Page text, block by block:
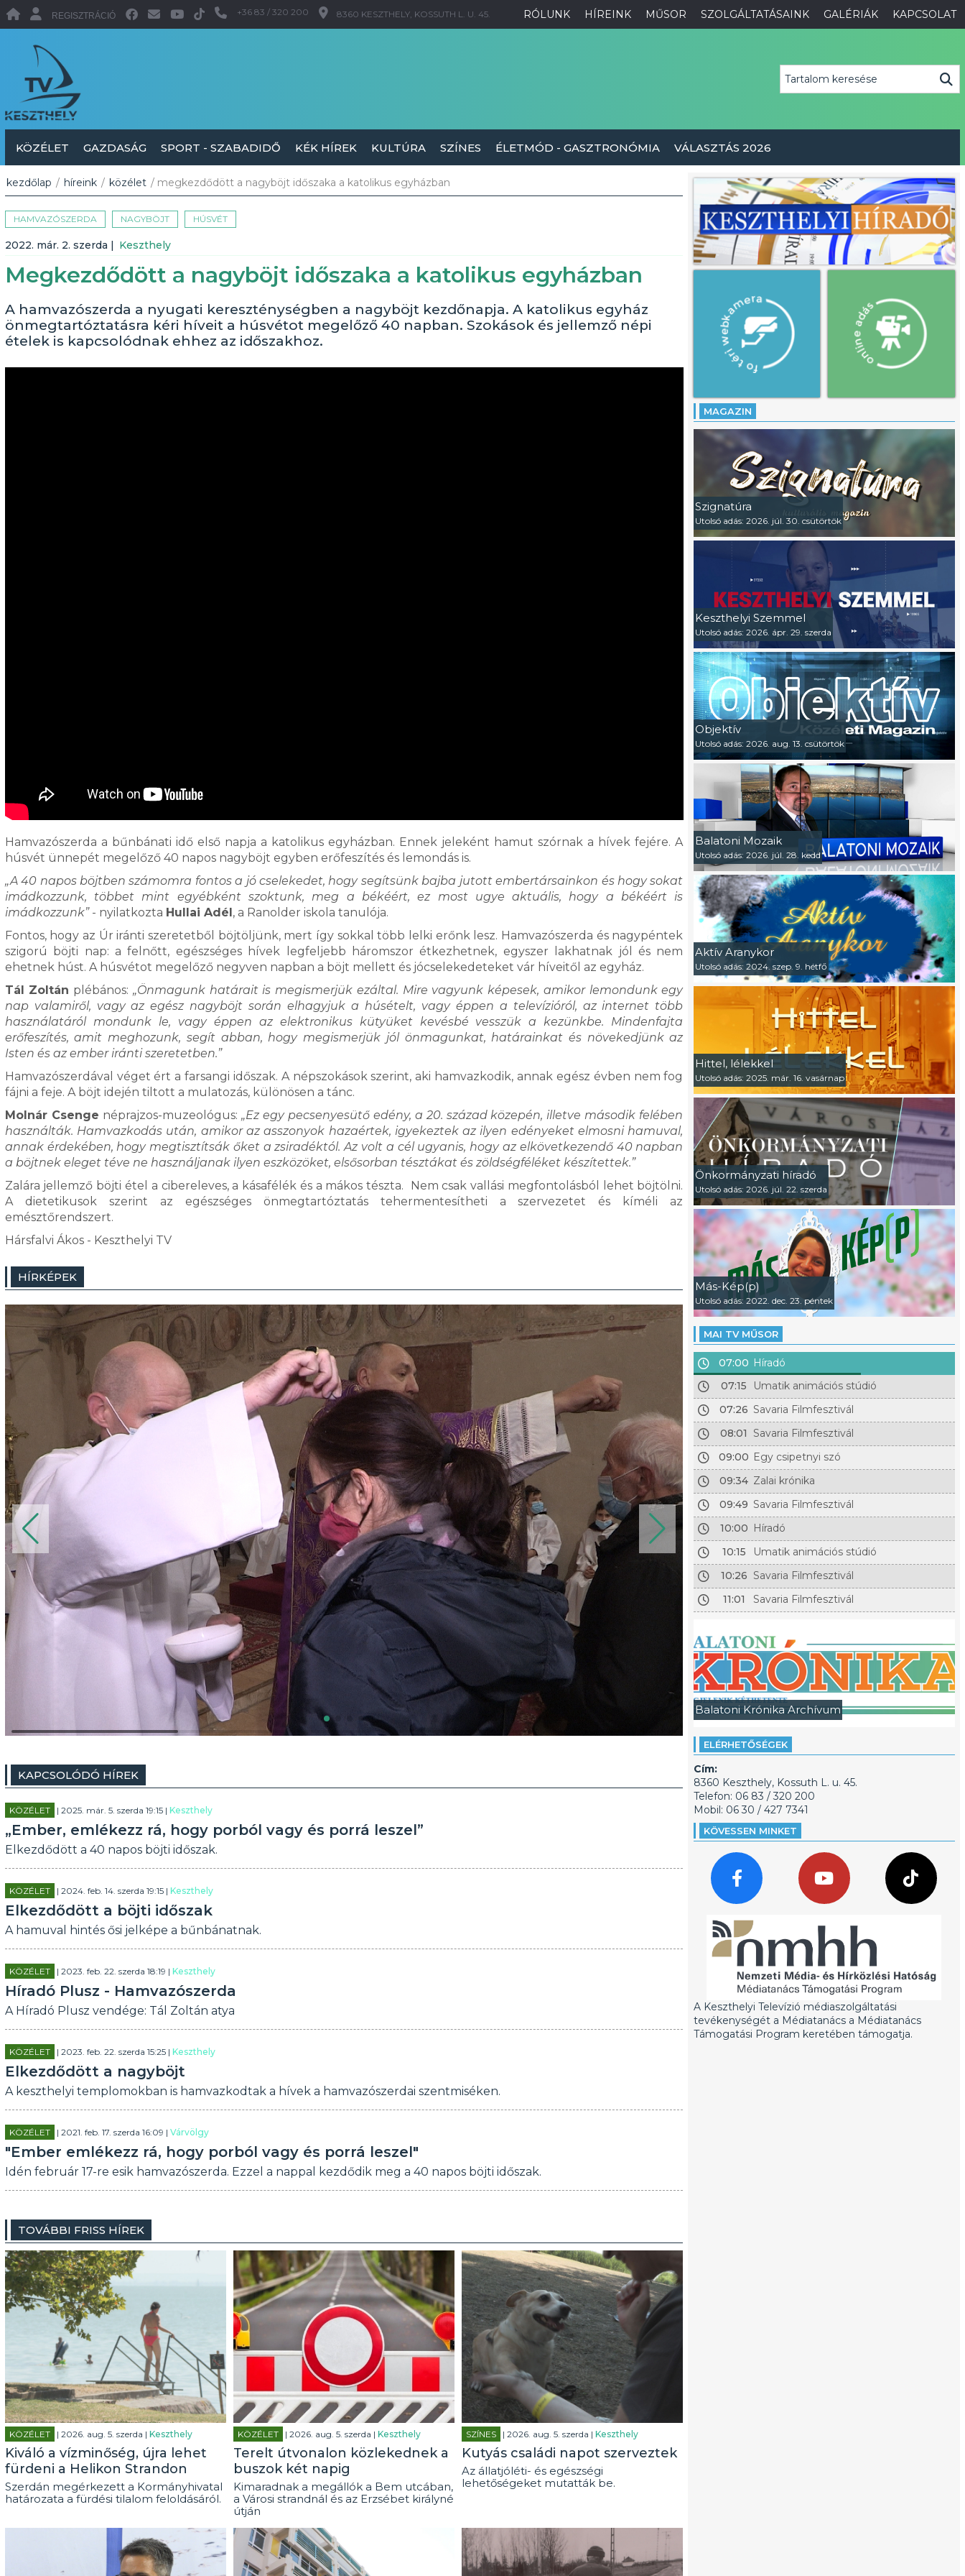
RÓLUNK HÍREINK MŰSOR SZOLGÁLTATÁSAINK GALÉRIÁK KAPCSOLAT
REGISZTRÁCIÓ +36 83 / 320 200 8360 KESZTHELY, KOSSUTH L. U. 45.
KÖZÉLET GAZDASÁG SPORT - SZABADIDŐ KÉK HÍREK KULTÚRA SZÍNES ÉLETMÓD - GASZTRONÓMIA VÁLASZTÁS 2026
kezdőlap / híreink / közélet / megkezdődött a nagyböjt időszaka a katolikus egyházban
HAMVAZÓSZERDA NAGYBÖJT HÚSVÉT
2022. már. 2. szerda | Keszthely
Megkezdődött a nagyböjt időszaka a katolikus egyházban
A hamvazószerda a nyugati kereszténységben a nagyböjt kezdőnapja. A katolikus egyház
önmegtartóztatásra kéri híveit a húsvétot megelőző 40 napban. Szokások és jellemző népi
ételek is kapcsolódnak ehhez az időszakhoz.
Hamvazószerda a bűnbánati idő első napja a katolikus egyházban. Ennek jeleként hamut szórnak a hívek fejére. A
húsvét ünnepét megelőző 40 napos nagyböjt egyben erőfeszítés és lemondás is.
„A 40 napos böjtben számomra fontos a jó cselekedet, hogy segítsünk bajba jutott embertársainkon és hogy sokat
imádkozzunk, többet mint egyébként szoktunk, meg a békéért, ez most ugye aktuális, hogy a békéért is
imádkozzunk”- nyilatkozta Hullai Adél, a Ranolder iskola tanulója.
Fontos, hogy az Úr iránti szeretetből böjtöljünk, mert így sokkal több lelki erőnk lesz. Hamvazószerda és nagypéntek
szigorú böjti nap: a felnőtt, egészséges hívek legfeljebb háromszor étkezhetnek, egyszer lakhatnak jól és nem
ehetnek húst. A húsvétot megelőző negyven napban a böjt mellett és jócselekedeteket vár híveitől az egyház.
Tál Zoltán plébános: „Önmagunk határait is megismerjük ezáltal. Mire vagyunk képesek, amikor lemondunk egy
nap valamiről, vagy az egész nagyböjt során elhagyjuk a húsételt, vagy éppen a televízióról, az internet több
használatáról mondunk le, vagy éppen az elektronikus kütyüket kevésbé vesszük a kezünkbe. Mindenfajta
erőfeszítés, amit meghozunk, segít abban, hogy megismerjük jól önmagunkat, határainkat és növekedjünk az
Isten és az ember iránti szeretetben.”
Hamvazószerdával véget ért a farsangi időszak. A népszokások szerint, aki hamvazkodik, annak egész évben nem fog
fájni a feje. A böjt idején tiltott a mulatozás, különösen a tánc.
Molnár Csenge néprajzos-muzeológus: „Ez egy pecsenyesütő edény, a 20. század közepén, illetve második felében
használták. Hamvazkodás után, amikor az asszonyok hazaértek, igyekeztek az ilyen edényeket elmosni hamuval,
annak érdekében, hogy megtisztítsák őket a zsiradéktól. Az volt a cél ugyanis, hogy az elkövetkezendő 40 napban
a böjtnek eleget téve ne használjanak ilyen eszközöket, elsősorban tésztákat és zöldségféléket készítettek.”
Zalára jellemző böjti étel a cibereleves, a kásafélék és a mákos tészta. Nem csak vallási megfontolásból lehet böjtölni.
A dietetikusok szerint az egészséges önmegtartóztatás tehermentesítheti a szervezetet és kíméli az
emésztőrendszert.
Hársfalvi Ákos - Keszthelyi TV
HÍRKÉPEK
KAPCSOLÓDÓ HÍREK
KÖZÉLET | 2025. már. 5. szerda 19:15 | Keszthely
„Ember, emlékezz rá, hogy porból vagy és porrá leszel”
Elkezdődött a 40 napos böjti időszak.
KÖZÉLET | 2024. feb. 14. szerda 19:15 | Keszthely
Elkezdődött a böjti időszak
A hamuval hintés ősi jelképe a bűnbánatnak.
KÖZÉLET | 2023. feb. 22. szerda 18:19 | Keszthely
Híradó Plusz - Hamvazószerda
A Híradó Plusz vendége: Tál Zoltán atya
KÖZÉLET | 2023. feb. 22. szerda 15:25 | Keszthely
Elkezdődött a nagyböjt
A keszthelyi templomokban is hamvazkodtak a hívek a hamvazószerdai szentmiséken.
KÖZÉLET | 2021. feb. 17. szerda 16:09 | Várvölgy
"Ember emlékezz rá, hogy porból vagy és porrá leszel"
Idén február 17-re esik hamvazószerda. Ezzel a nappal kezdődik meg a 40 napos böjti időszak.
TOVÁBBI FRISS HÍREK
KÖZÉLET | 2026. aug. 5. szerda | Keszthely
Kiváló a vízminőség, újra lehet
fürdeni a Helikon Strandon
Szerdán megérkezett a Kormányhivatal
határozata a fürdési tilalom feloldásáról.
KÖZÉLET | 2026. aug. 5. szerda | Keszthely
Terelt útvonalon közlekednek a
buszok két napig
Kimaradnak a megállók a Bem utcában,
a Városi strandnál és az Erzsébet királyné
útján
SZÍNES | 2026. aug. 5. szerda | Keszthely
Kutyás családi napot szerveztek
Az állatjóléti- és egészségi
lehetőségeket mutatták be.
MAGAZIN
Szignatúra
Utolsó adás: 2026. júl. 30. csütörtök
Keszthelyi Szemmel
Utolsó adás: 2026. ápr. 29. szerda
Objektív
Utolsó adás: 2026. aug. 13. csütörtök
Balatoni Mozaik
Utolsó adás: 2026. júl. 28. kedd
Aktív Aranykor
Utolsó adás: 2024. szep. 9. hétfő
Hittel, lélekkel
Utolsó adás: 2025. már. 16. vasárnap
Önkormányzati híradó
Utolsó adás: 2026. júl. 22. szerda
Más-Kép(p)
Utolsó adás: 2022. dec. 23. péntek
MAI TV MŰSOR
07:00 Híradó
07:15
Umatik animációs stúdió
07:26 Savaria Filmfesztivál
08:01
Savaria Filmfesztivál
09:00 Egy csipetnyi szó
09:34 Zalai krónika
09:49 Savaria Filmfesztivál
10:00 Híradó
10:15
Umatik animációs stúdió
10:26 Savaria Filmfesztivál
11:01
Savaria Filmfesztivál
Balatoni Krónika Archívum
ELÉRHETŐSÉGEK
Cím:
8360 Keszthely, Kossuth L. u. 45.
Telefon: 06 83 / 320 200
Mobil: 06 30 / 427 7341
KÖVESSEN MINKET
A Keszthelyi Televízió médiaszolgáltatási
tevékenységét a Médiatanács a Médiatanács
Támogatási Program keretében támogatja.